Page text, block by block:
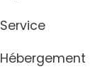
Service
Hébergement